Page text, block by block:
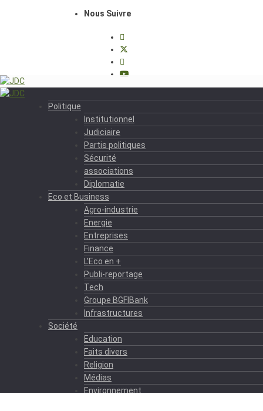
Nous Suivre
Politique
Institutionnel
Judiciaire
Partis politiques
Sécurité
associations
Diplomatie
Eco et Business
Agro-industrie
Energie
Entreprises
Finance
L’Eco en +
Publi-reportage
Tech
Groupe BGFIBank
Infrastructures
Société
Education
Faits divers
Religion
Médias
Environnement